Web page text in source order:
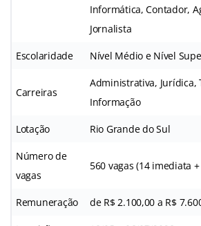
Informática, Contador,
Jornalista
Escolaridade Nível Médio e Nível
Carreiras
Administrativa, Jurídica,
Informação
Lotação Rio Grande do Sul
Número de
vagas
560 vagas (14 imediata +
Remuneração de R$ 2.100,00 a R$